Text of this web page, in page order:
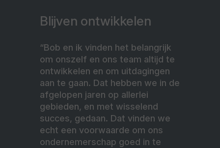
Blijven ontwikkelen
“Bob en ik vinden het belangrijk
om onszelf en ons team altijd te
ontwikkelen en om uitdagingen
aan te gaan. Dat hebben we in de
afgelopen jaren op allerlei
gebieden, en met wisselend
succes, gedaan. Dat vinden we
echt een voorwaarde om ons
ondernemerschap goed in te